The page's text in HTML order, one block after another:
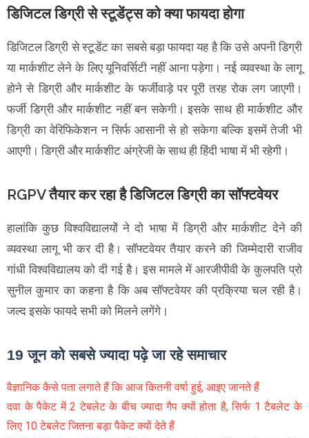
डिजिटल डिग्री से स्टूडेंट्स को क्या फायदा होगा
डिजिटल डिग्री से स्टूडेंट का सबसे बड़ा फायदा यह है कि उसे अपनी डिग्री
या मार्कशीट लेने के लिए यूनिवर्सिटी नहीं आना पड़ेगा। नई व्यवस्था के लागू
होने से डिग्री और मार्कशीट के फर्जीवाड़े पर पूरी तरह रोक लग जाएगी।
फर्जी डिग्री और मार्कशीट नहीं बन सकेगी। इसके साथ ही मार्कशीट और
डिग्री का वेरिफिकेशन न सिर्फ आसानी से हो सकेगा बल्कि इसमें तेजी भी
आएगी। डिग्री और मार्कशीट अंग्रेजी के साथ ही हिंदी भाषा में भी रहेगी।
RGPV तैयार कर रहा है डिजिटल डिग्री का सॉफ्टवेयर
हालांकि कुछ विश्वविद्यालयों ने दो भाषा में डिग्री और मार्कशीट देने की
व्यवस्था लागू भी कर दी है। सॉफ्टवेयर तैयार करने की जिम्मेदारी राजीव
गांधी विश्वविद्यालय को दी गई है। इस मामले में आरजीपीवी के कुलपति प्रो
सुनील कुमार का कहना है कि अब सॉफ्टवेयर की प्रक्रिया चल रही है।
जल्द इसके फायदे सभी को मिलने लगेंगे।
19 जून को सबसे ज्यादा पढ़े जा रहे समाचार
वैज्ञानिक कैसे पता लगाते हैं कि आज कितनी वर्षा हुई, आइए जानते हैं
दवा के पैकेट में 2 टेबलेट के बीच ज्यादा गैप क्यों होता है, सिर्फ 1 टैबलेट के
लिए 10 टेबलेट जितना बड़ा पैकेट क्यों देते हैं